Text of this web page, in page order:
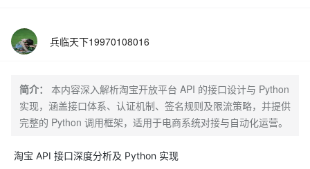
兵临天下19970108016
简介：
本内容深入解析淘宝开放平台 API 的接口设计与 Python
实现，涵盖接口体系、认证机制、签名规则及限流策略，并提供
完整的 Python 调用框架，适用于电商系统对接与自动化运营。
淘宝 API 接口深度分析及 Python 实现